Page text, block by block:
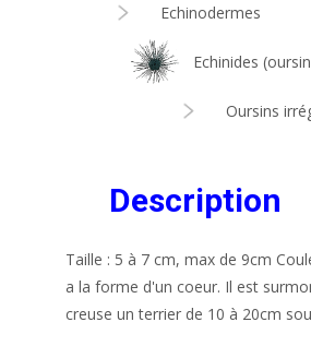
Echinodermes
Echinides
Oursins
Description
Taille : 5 à 7 cm, max de 9cm
a la forme d'un coeur. Il est
creuse un terrier de 10 à 20cm